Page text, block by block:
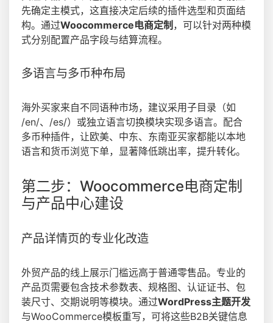
先确定主模式，这直接决定后续的插件选型和页面结
构。通过Woocommerce电商定制 ，可以针对两种模
式分别配置产品字段与结算流程。
多语言与多币种布局
海外买家来自不同语种市场，建议采用子目录（如
/en/、/es/）或独立语言切换模块实现多语言。配合
多币种插件，让欧美、中东、东南亚买家都能以本地
语言和货币浏览下单，显著降低跳出率，提升转化。
第二步：Woocommerce电商定制
与产品中心建设
产品详情页的专业化改造
外贸产品的线上展示门槛远高于普通零售品。专业的
产品页需要包含技术参数表、规格图、认证证书、包
装尺寸、交期说明等模块。通过WordPress主题开发
与WooCommerce模板重写，可将这些B2B关键信息